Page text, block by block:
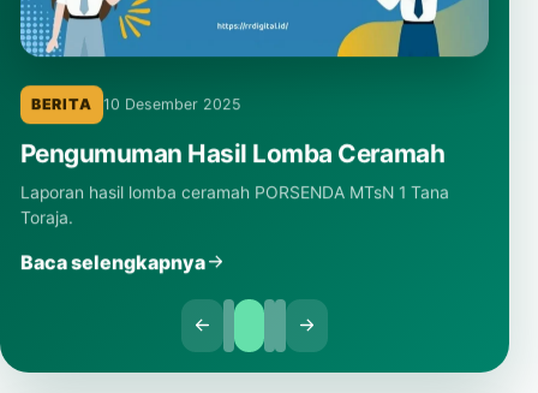
BERITA 10 Desember 2025
Pengumuman Hasil Lomba Ceramah
Laporan hasil lomba ceramah PORSENDA MTsN 1 Tana
Toraja.
Baca selengkapnya